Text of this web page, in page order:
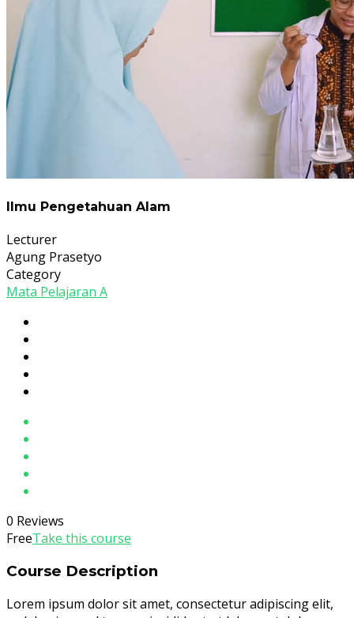
Ilmu Pengetahuan Alam
Lecturer
Agung Prasetyo
Category
Mata Pelajaran A
0 Reviews
FreeTake this course
Course Description
Lorem ipsum dolor sit amet, consectetur adipiscing elit,